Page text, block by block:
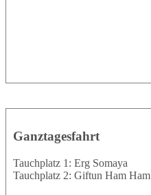
Ganztagesfahrt
Tauchplatz 1: Erg Somaya
Tauchplatz 2: Giftun Ham Ham